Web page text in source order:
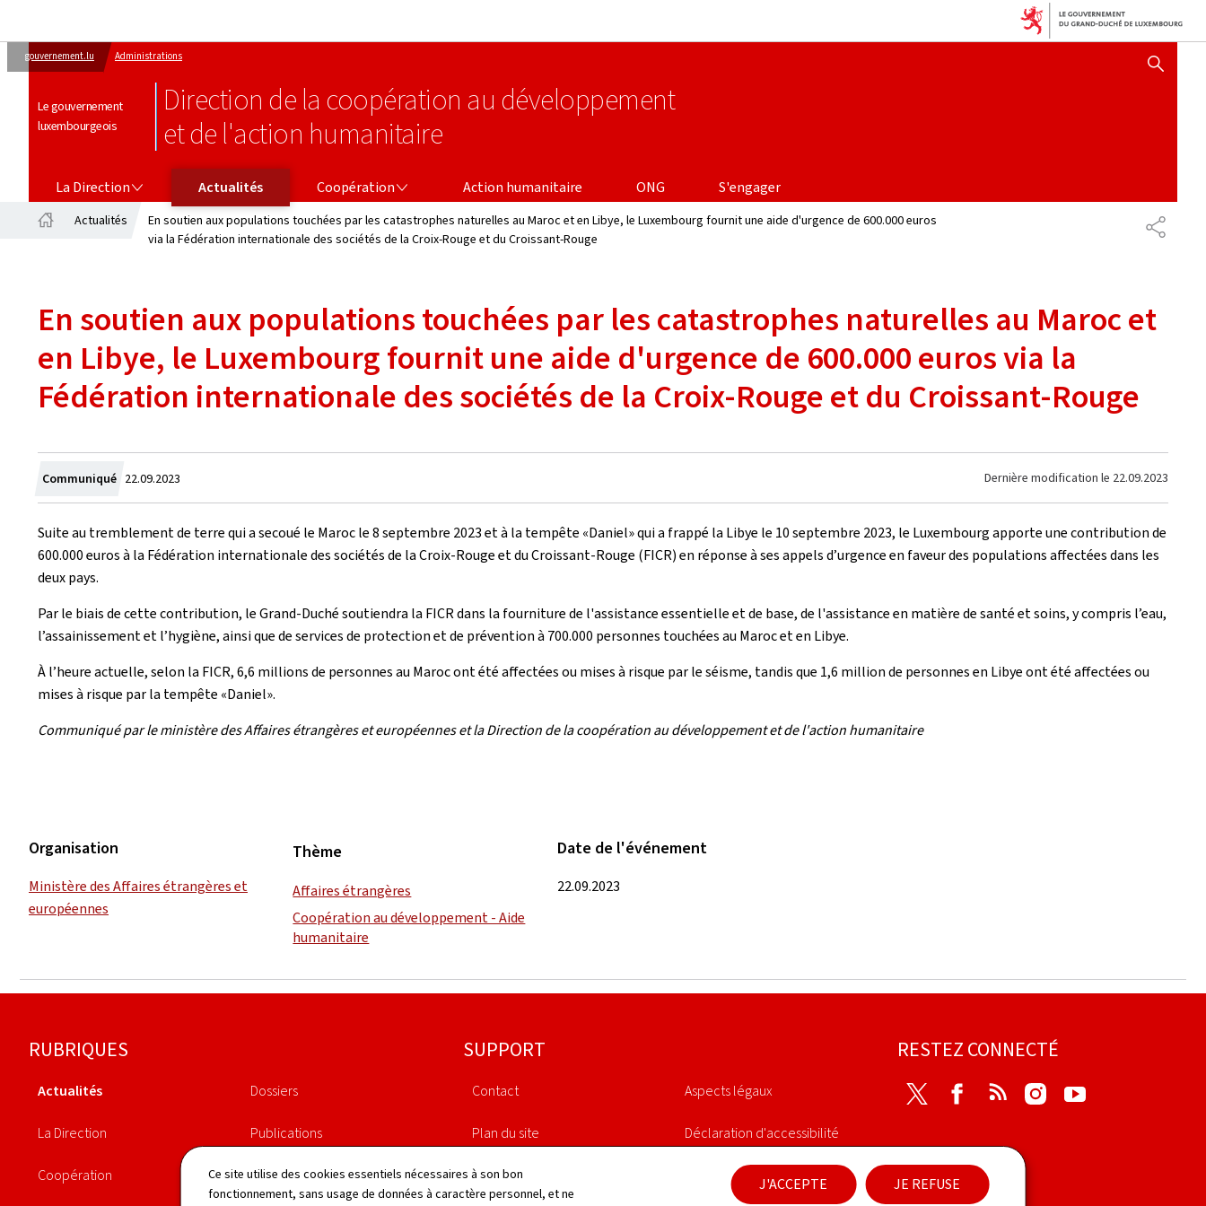
Ce site utilise des cookies essentiels nécessaires à son bon
fonctionnement, sans usage de données à caractère personnel, et ne
J'ACCEPTE JE REFUSE
gouvernement.lu Administrations
Le gouvernement
luxembourgeois
Direction de la coopération au développement
et de l'action humanitaire
AFFICHER / MASQUER
La Direction Actualités Coopération
COOPÉRATION
Action humanitaire ONG
S'engager
Actualités
En soutien aux populations touchées par les catastrophes naturelles au Maroc et en Libye, le Luxembourg fournit une aide d'urgence de 600.000 euros
via la Fédération internationale des sociétés de la Croix-Rouge et du Croissant-Rouge
En soutien aux populations touchées par les catastrophes naturelles au Maroc et
en Libye, le Luxembourg fournit une aide d'urgence de 600.000 euros via la
Fédération internationale des sociétés de la Croix-Rouge et du Croissant-Rouge
Communiqué Crée
le
22.09.2023 Dernière modification le 22.09.2023
Suite au tremblement de terre qui a secoué le Maroc le 8 septembre 2023 et à la tempête «Daniel» qui a frappé la Libye le 10 septembre 2023, le Luxembourg apporte une contribution de
600.000 euros à la Fédération internationale des sociétés de la Croix-Rouge et du Croissant-Rouge (FICR) en réponse à ses appels d’urgence en faveur des populations affectées dans les
deux pays.
Par le biais de cette contribution, le Grand-Duché soutiendra la FICR dans la fourniture de l'assistance essentielle et de base, de l'assistance en matière de santé et soins, y compris l’eau,
l’assainissement et l’hygiène, ainsi que de services de protection et de prévention à 700.000 personnes touchées au Maroc et en Libye.
À l’heure actuelle, selon la FICR, 6,6 millions de personnes au Maroc ont été affectées ou mises à risque par le séisme, tandis que 1,6 million de personnes en Libye ont été affectées ou
mises à risque par la tempête «Daniel».
Communiqué par le ministère des Affaires étrangères et européennes et la Direction de la coopération au développement et de l'action humanitaire
Organisation
Ministère des Affaires étrangères et
européennes
Thème
Affaires étrangères
Coopération au développement - Aide
humanitaire
Date de l'événement
22.09.2023
Pied
de
RUBRIQUES
Actualités
La Direction
Coopération
Dossiers
Publications
Agenda
SUPPORT
Contact
Plan du site
À propos du site
Aspects légaux
Déclaration d'accessibilité
Gestion des cookies
RESTEZ CONNECTÉ
Twitter Facebook
RSS Instagram